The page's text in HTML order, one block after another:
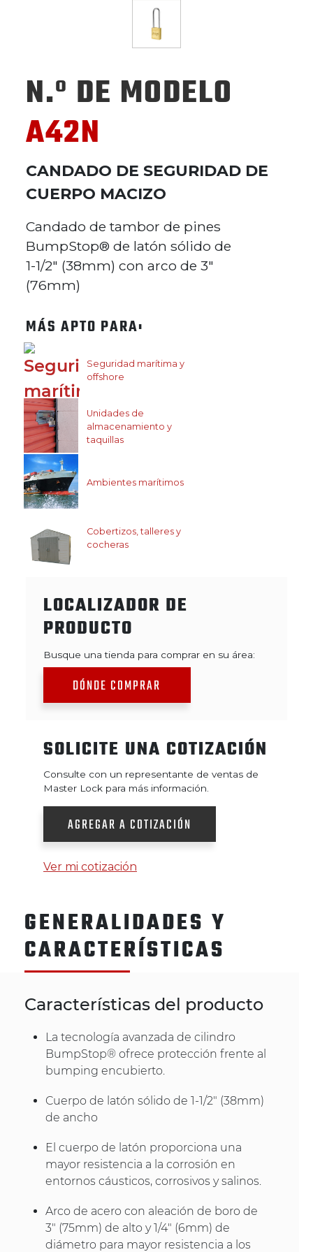
N.º DE MODELO
A42N
CANDADO DE SEGURIDAD DE
CUERPO MACIZO
Candado de tambor de pines
BumpStop® de latón sólido de
1-1/2" (38mm) con arco de 3"
(76mm)
MÁS APTO PARA:
Seguridad marítima y
offshore
Unidades de
almacenamiento y
taquillas
Ambientes marítimos
Cobertizos, talleres y
cocheras
LOCALIZADOR DE
PRODUCTO
Busque una tienda para comprar en su área:
DÓNDE COMPRAR
SOLICITE UNA COTIZACIÓN
Consulte con un representante de ventas de
Master Lock para más información.
AGREGAR A COTIZACIÓN
Ver mi cotización
GENERALIDADES Y
CARACTERÍSTICAS
Características del producto
La tecnología avanzada de cilindro
BumpStop® ofrece protección frente al
bumping encubierto.
Cuerpo de latón sólido de 1-1/2" (38mm)
de ancho
El cuerpo de latón proporciona una
mayor resistencia a la corrosión en
entornos cáusticos, corrosivos y salinos.
Arco de acero con aleación de boro de
3" (75mm) de alto y 1/4" (6mm) de
diámetro para mayor resistencia a los